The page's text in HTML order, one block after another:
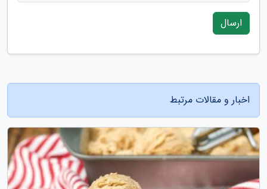
ارسال
اخبار و مقالات مرتبط